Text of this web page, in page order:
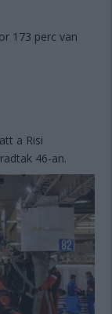
173 perc van
a Risi
46-an.